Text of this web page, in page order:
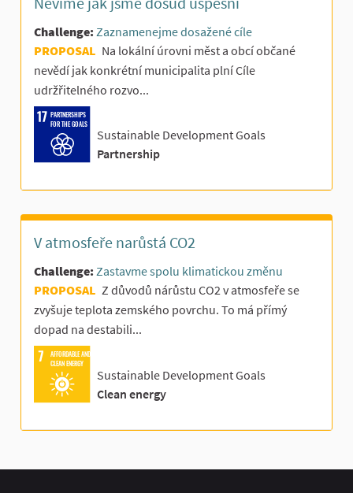
Challenge: Zaznamenejme dosažené cíle
PROPOSAL Na lokální úrovni měst a obcí občané
nevědí jak konkrétní municipalita plní Cíle
udržřitelného rozvo...
PARTNERSHIPS
FOR THE GOALS
Sustainable Development Goals
Partnership
V atmosfeře narůstá CO2
Challenge: Zastavme spolu klimatickou změnu
PROPOSAL Z důvodů nárůstu CO2 v atmosfeře se
zvyšuje teplota zemského povrchu. To má přímý
dopad na destabili...
AFFORDABLE AND
CLEAN ENERGY
Sustainable Development Goals
Clean energy